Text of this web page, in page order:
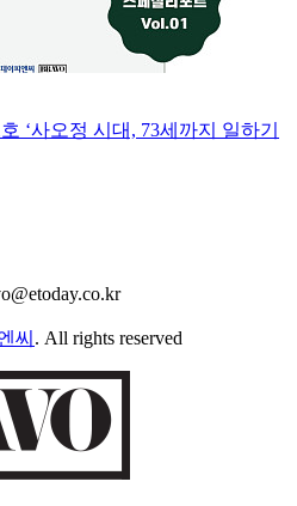
‘사오정 시대, 73세까지 일하기
씨 . All rights reserved